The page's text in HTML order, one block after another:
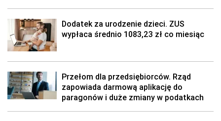
Dodatek za urodzenie dzieci. ZUS
wypłaca średnio 1083,23 zł co miesiąc
Przełom dla przedsiębiorców. Rząd
zapowiada darmową aplikację do
paragonów i duże zmiany w podatkach